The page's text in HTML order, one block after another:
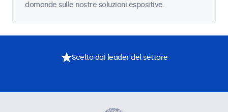
domande sulle nostre soluzioni espositive.
Scelto dai leader del settore